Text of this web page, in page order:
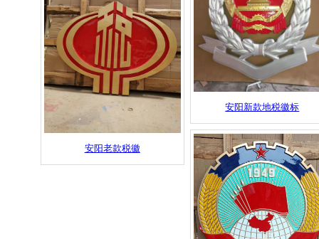
安阳老款税徽
安阳新款地税徽标